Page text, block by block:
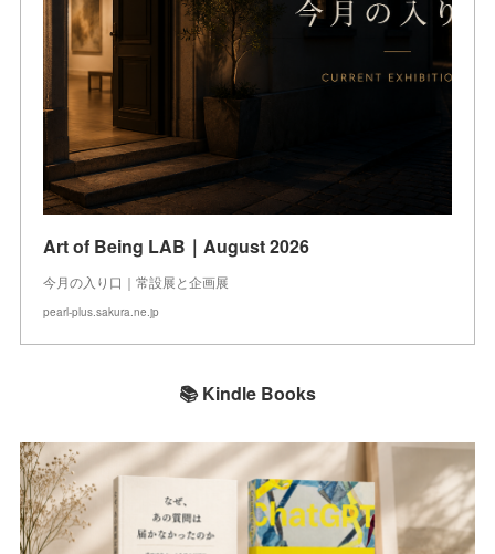
Art of Being LAB｜August 2026
今月の入り口｜常設展と企画展
pearl-plus.sakura.ne.jp
📚 Kindle Books